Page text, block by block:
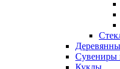
Сувениры
Куклы